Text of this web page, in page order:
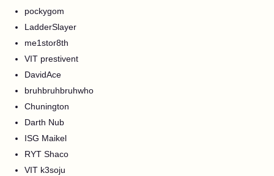
pockygom
LadderSlayer
me1stor8th
VIT prestivent
DavidAce
bruhbruhbruhwho
Chunington
Darth Nub
ISG Maikel
RYT Shaco
VIT k3soju